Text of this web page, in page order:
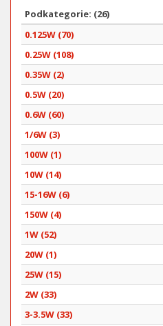
Podkategorie: (26)
0.125W (70)
0.25W (108)
0.35W (2)
0.5W (20)
0.6W (60)
1/6W (3)
100W (1)
10W (14)
15-16W (6)
150W (4)
1W (52)
20W (1)
25W (15)
2W (33)
3-3.5W (33)